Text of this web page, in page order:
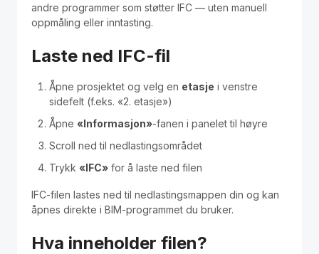
andre programmer som støtter IFC — uten manuell
oppmåling eller inntasting.
Laste ned IFC-fil
Åpne prosjektet og velg en etasje i venstre
sidefelt (f.eks. «2. etasje»)
Åpne «Informasjon»-fanen i panelet til høyre
Scroll ned til nedlastingsområdet
Trykk «IFC» for å laste ned filen
IFC-filen lastes ned til nedlastingsmappen din og kan
åpnes direkte i BIM-programmet du bruker.
Hva inneholder filen?